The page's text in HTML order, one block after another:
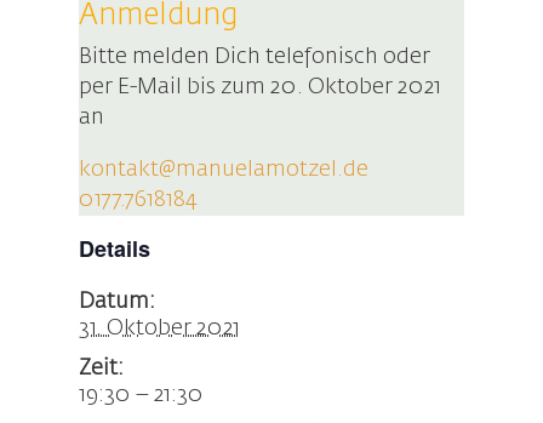
Anmeldung
Bitte melden Dich telefonisch oder
per E-Mail bis zum 20. Oktober 2021
an
kontakt@manuelamotzel.de
0177.7618184
Details
Datum:
31. Oktober 2021
Zeit:
19:30 – 21:30